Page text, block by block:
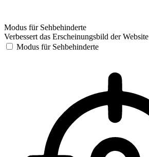
Modus für Sehbehinderte
Verbessert das Erscheinungsbild der Website
Modus für Sehbehinderte